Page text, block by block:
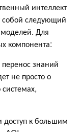
интеллект
собой следующий
Для
компонента:
знаний
не просто о
к большим